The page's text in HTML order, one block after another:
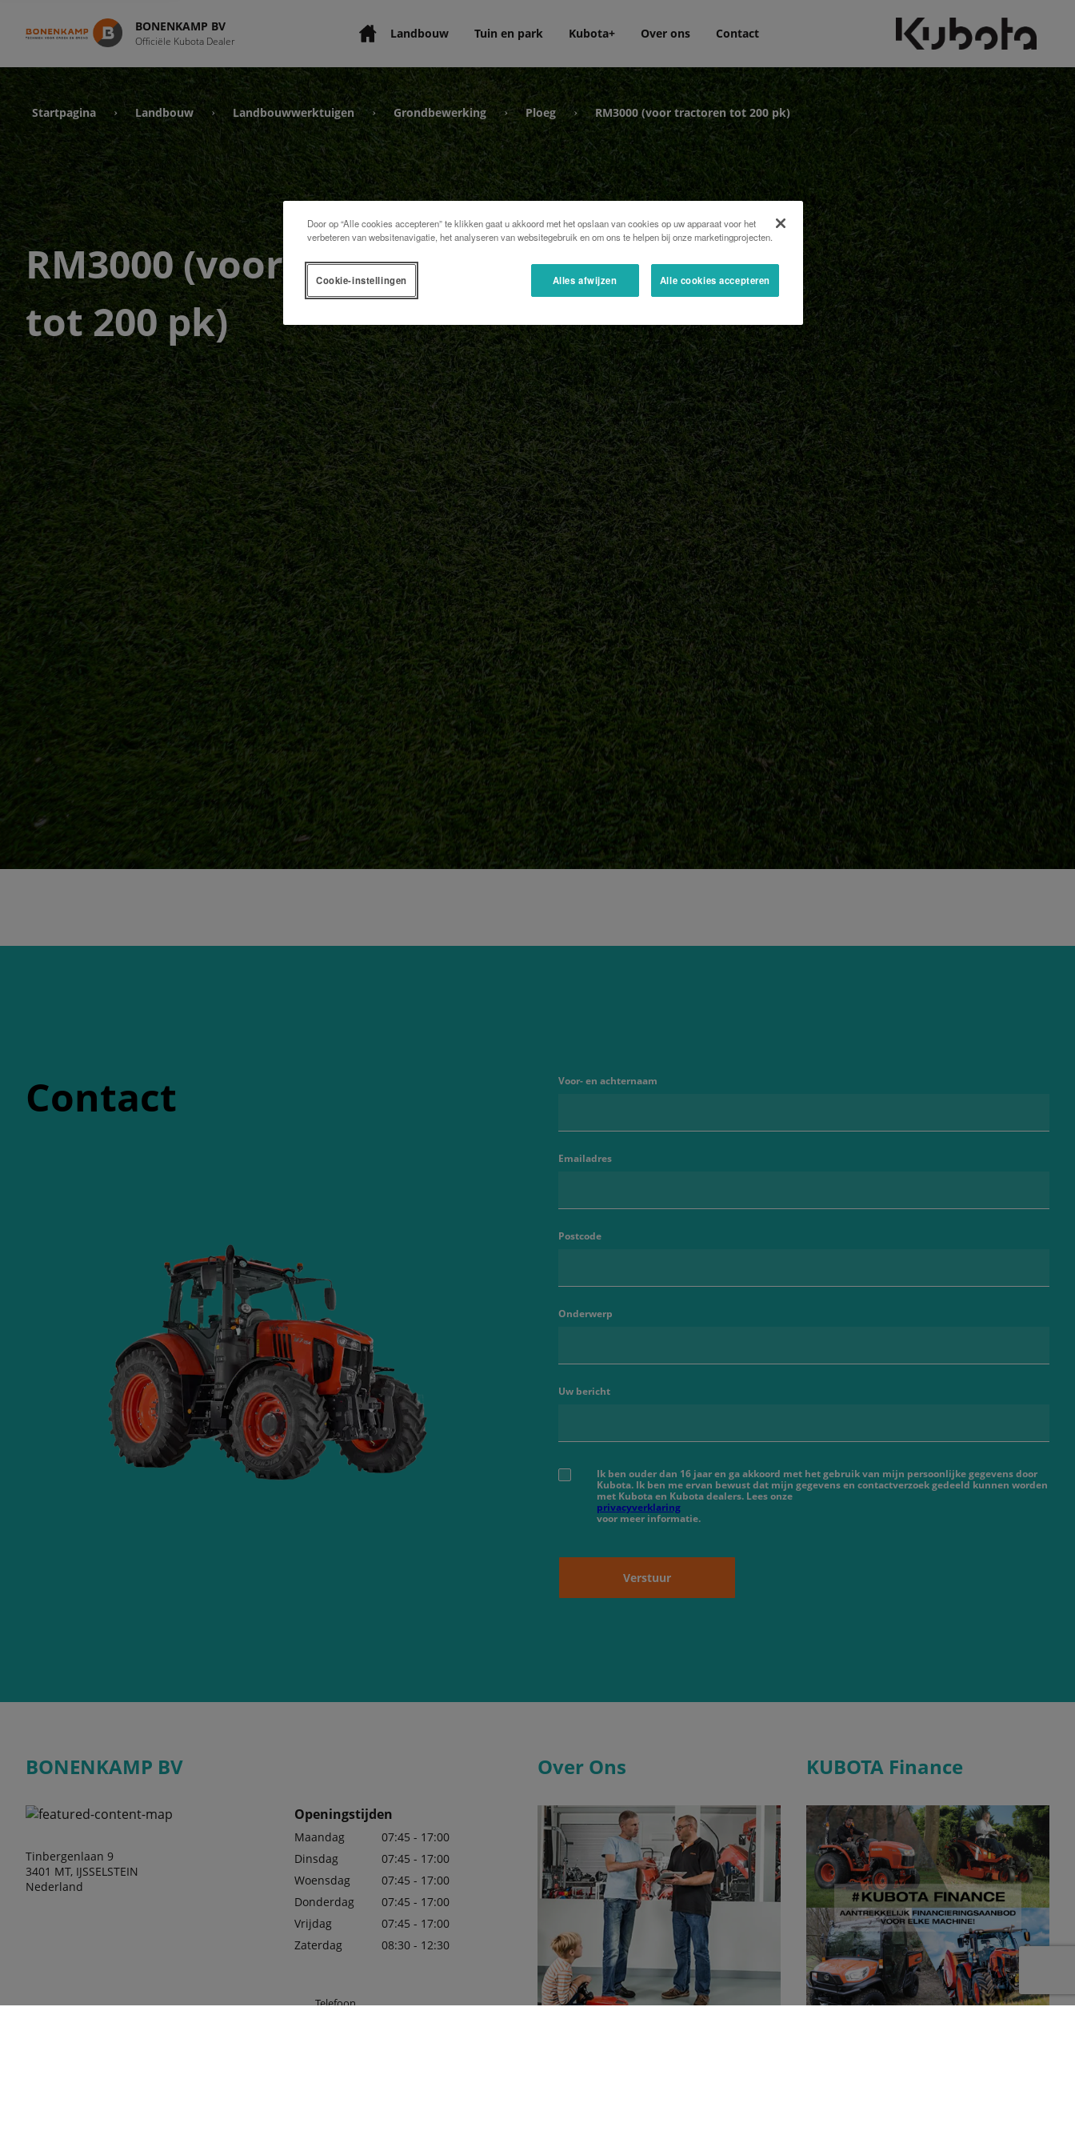
BONENKAMP BV
Officiële Kubota Dealer Landbouw Tuin en park Kubota+ Over ons Contact
Startpagina › Landbouw › Landbouwwerktuigen › Grondbewerking › Ploeg › RM3000 (voor tractoren tot 200 pk)
RM3000 (voor tractoren
tot 200 pk)
Contact Voor- en achternaam
Emailadres
Postcode
Onderwerp
Uw bericht
Ik ben ouder dan 16 jaar en ga akkoord met het gebruik van mijn persoonlijke gegevens door
Kubota. Ik ben me ervan bewust dat mijn gegevens en contactverzoek gedeeld kunnen worden
met Kubota en Kubota dealers. Lees onze
privacyverklaring
voor meer informatie.
Verstuur
BONENKAMP BV
Tinbergenlaan 9
3401 MT, IJSSELSTEIN
Nederland
Openingstijden
Maandag
07:45 - 17:00
Dinsdag
07:45 - 17:00
Woensdag
07:45 - 17:00
Donderdag
07:45 - 17:00
Vrijdag
07:45 - 17:00
Zaterdag
08:30 - 12:30
Telefoon
Over Ons KUBOTA Finance
Door op “Alle cookies accepteren” te klikken gaat u akkoord met het opslaan van cookies op uw apparaat voor het
verbeteren van websitenavigatie, het analyseren van websitegebruik en om ons te helpen bij onze marketingprojecten.
Alles afwijzen Alle cookies accepteren
Cookie-instellingen